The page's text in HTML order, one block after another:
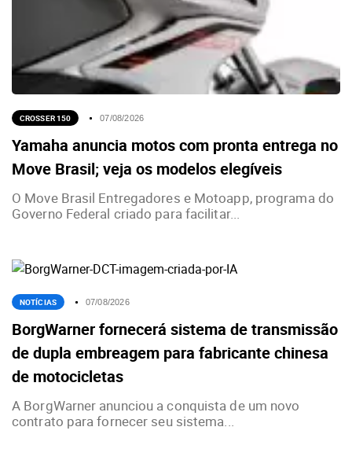
CROSSER 150 07/08/2026
Yamaha anuncia motos com pronta entrega no
Move Brasil; veja os modelos elegíveis
O Move Brasil Entregadores e Motoapp, programa do
Governo Federal criado para facilitar...
NOTÍCIAS 07/08/2026
BorgWarner fornecerá sistema de transmissão
de dupla embreagem para fabricante chinesa
de motocicletas
A BorgWarner anunciou a conquista de um novo
contrato para fornecer seu sistema...